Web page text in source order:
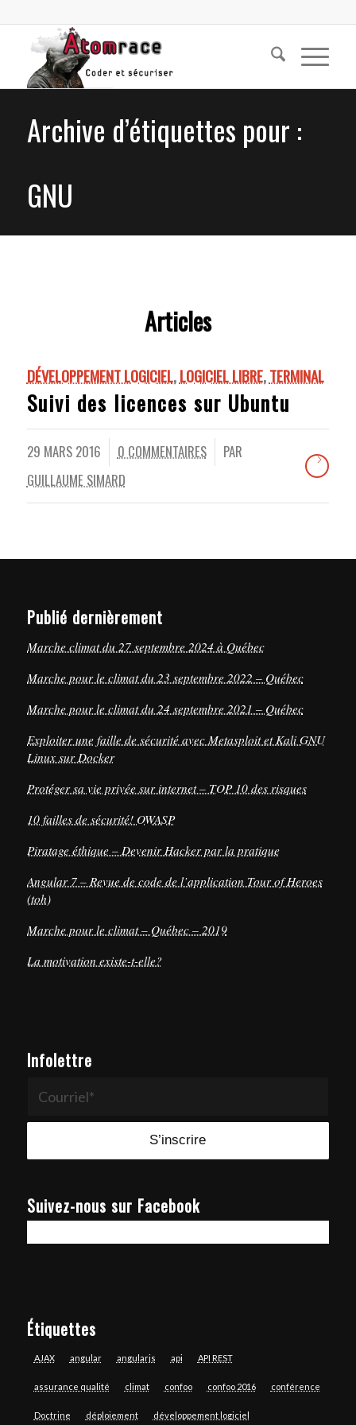
Archive d’étiquettes pour :
GNU
Articles
DÉVELOPPEMENT LOGICIEL,LOGICIEL LIBRE,TERMINAL
Suivi des licences sur Ubuntu
29 MARS 2016 0 COMMENTAIRES
/
PAR
GUILLAUME SIMARD
Publié dernièrement
Marche climat du 27 septembre 2024 à Québec
Marche pour le climat du 23 septembre 2022 – Québec
Marche pour le climat du 24 septembre 2021 – Québec
Exploiter une faille de sécurité avec Metasploit et Kali GNU
Linux sur Docker
Protéger sa vie privée sur internet – TOP 10 des risques
10 failles de sécurité! OWASP
Piratage éthique – Devenir Hacker par la pratique
Angular 7 – Revue de code de l’application Tour of Heroes
(toh)
Marche pour le climat – Québec – 2019
La motivation existe-t-elle?
Infolettre
Suivez-nous sur Facebook
Étiquettes
AJAX angular angularjs api API REST
assurance qualité climat confoo confoo 2016 conférence
Doctrine déploiement développement logiciel